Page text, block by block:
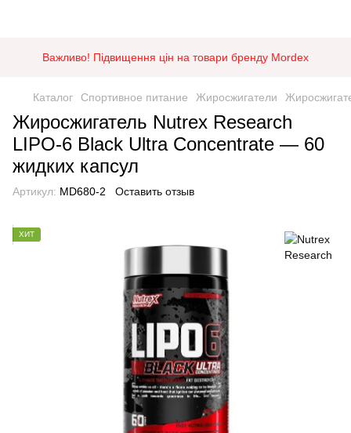
Важливо! Підвищення цін на товари бренду Mordex
Каталог Спортивное питание Жиросжигатели
Жиросжигатель Nutrex Research
LIPO-6 Black Ultra Concentrate — 60
жидких капсул
Артикул: MD680-2 Оставить отзыв
ХИТ